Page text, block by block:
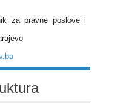
za pravne poslove i